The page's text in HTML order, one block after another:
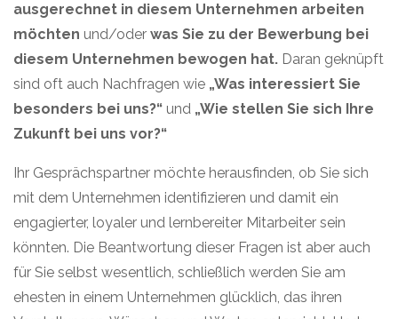
ausgerechnet in diesem Unternehmen arbeiten
möchten und/oder was Sie zu der Bewerbung bei
diesem Unternehmen bewogen hat. Daran geknüpft
sind oft auch Nachfragen wie „Was interessiert Sie
besonders bei uns?“ und „Wie stellen Sie sich Ihre
Zukunft bei uns vor?“
Ihr Gesprächspartner möchte herausfinden, ob Sie sich
mit dem Unternehmen identifizieren und damit ein
engagierter, loyaler und lernbereiter Mitarbeiter sein
könnten. Die Beantwortung dieser Fragen ist aber auch
für Sie selbst wesentlich, schließlich werden Sie am
ehesten in einem Unternehmen glücklich, das ihren